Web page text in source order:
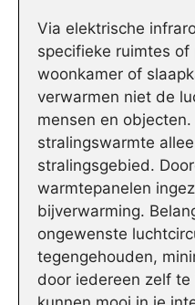
Via elektrische
specifieke ruimtes
woonkamer of
verwarmen niet de
mensen en
stralingswarmte
stralingsgebied.
warmtepanelen
bijverwarming.
ongewenste
tegengehouden,
door iedereen zelf